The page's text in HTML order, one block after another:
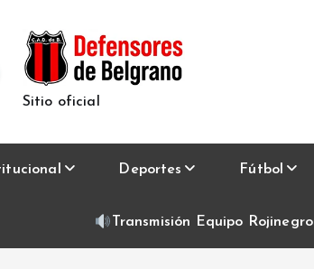
Sitio oficial
Deportes Fútbol
Transmisión Equipo Rojinegro